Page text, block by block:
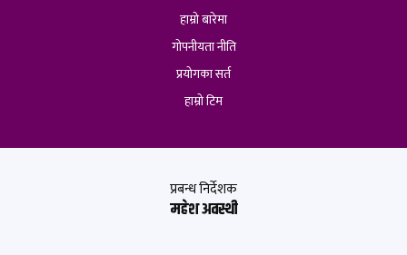
हाम्रो बारेमा
गोपनीयता नीति
प्रयोगका सर्त
हाम्रो टिम
प्रबन्ध निर्देशक
महेश अवस्थी